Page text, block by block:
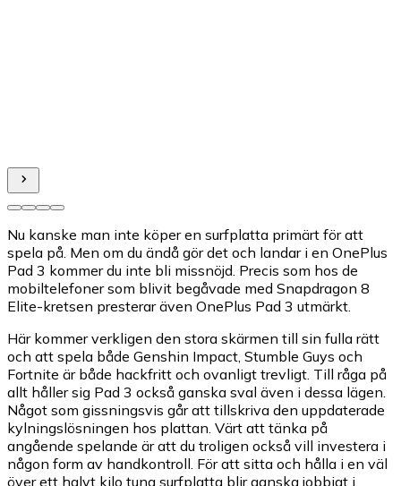
Nu kanske man inte köper en surfplatta primärt för att
spela på. Men om du ändå gör det och landar i en OnePlus
Pad 3 kommer du inte bli missnöjd. Precis som hos de
mobiltelefoner som blivit begåvade med Snapdragon 8
Elite-kretsen presterar även OnePlus Pad 3 utmärkt.
Här kommer verkligen den stora skärmen till sin fulla rätt
och att spela både Genshin Impact, Stumble Guys och
Fortnite är både hackfritt och ovanligt trevligt. Till råga på
allt håller sig Pad 3 också ganska sval även i dessa lägen.
Något som gissningsvis går att tillskriva den uppdaterade
kylningslösningen hos plattan. Värt att tänka på
angående spelande är att du troligen också vill investera i
någon form av handkontroll. För att sitta och hålla i en väl
över ett halvt kilo tung surfplatta blir ganska jobbigt i